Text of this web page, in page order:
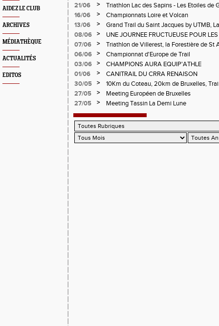
AIDEZ LE CLUB
ARCHIVES
MÉDIATHÈQUE
ACTUALITÉS
EDITOS
21/06
>
Triathlon Lac des Sapins - Les Etoiles de
16/06
>
Championnats Loire et Volcan
13/06
>
Grand Trail du Saint Jacques by UTMB,
d'Andrézieux-Bouthéon
08/06 >
UNE JOURNEE FRUCTUEUSE POUR
CHAMPIONNATS DE LA LOIRE A
07/06 >
Triathlon de Villerest, la Forestière de St
Circuit de la Sure, Tour du Pays Roannais
06/06 >
Championnat d'Europe de Trail
03/06
>
CHAMPIONS AURA EQUIP'ATHLE
01/06
>
CANITRAIL DU CRRA RENAISON
30/05
>
10Km du Coteau, 20km de Bruxelles,
Pilatrail
27/05 >
Meeting Européen de Bruxelles
27/05
> Meeting Tassin La Demi Lune